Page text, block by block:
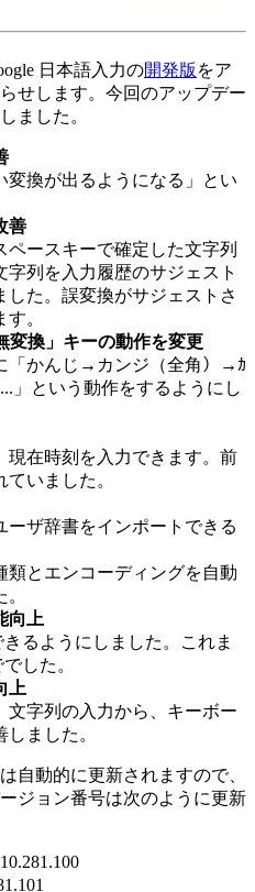
日本語入力の開発版 をア
せします。今回のアップデー
ました。
変換が出るようになる」とい
善
ペースキーで確定した文字列
字列を入力履歴のサジェスト
した。誤変換がサジェストさ
。
変換」キーの動作を変更
「かんじ→カンジ（全角）→ｶ
という動作をするようにし
現在時刻を入力できます。前
いました。
ーザ辞書をインポートできる
類とエンコーディングを自動
向上
るようにしました。これま
した。
上
文字列の入力から、キーボー
ました。
自動的に更新されますので、
ジョン番号は次のように更新